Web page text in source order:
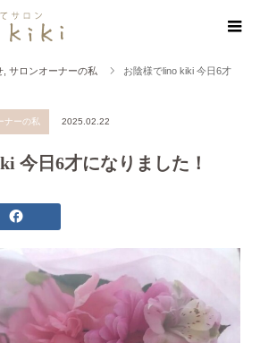
サロンオーナーの私
お陰様でlino kiki 今日6才
ナーの私 2025.02.22
今日6才になりました！